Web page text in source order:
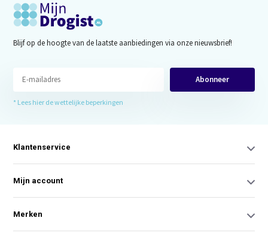
Blijf op de hoogte van de laatste aanbiedingen via onze nieuwsbrief!
Abonneer
* Lees hier de wettelijke beperkingen
Klantenservice
Mijn account
Merken